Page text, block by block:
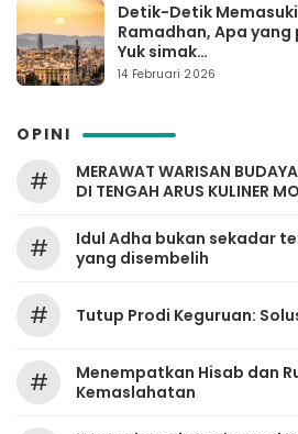
Detik-Detik Memasuki
Ramadhan, Apa
Yuk simak…
14 Februari 2026
OPINI
#
MERAWAT WARISAN
DI TENGAH ARUS KULINER
#
Idul Adha bukan sekadar
yang disembelih
# Tutup Prodi Keguruan:
#
Menempatkan Hisab dan
Kemaslahatan